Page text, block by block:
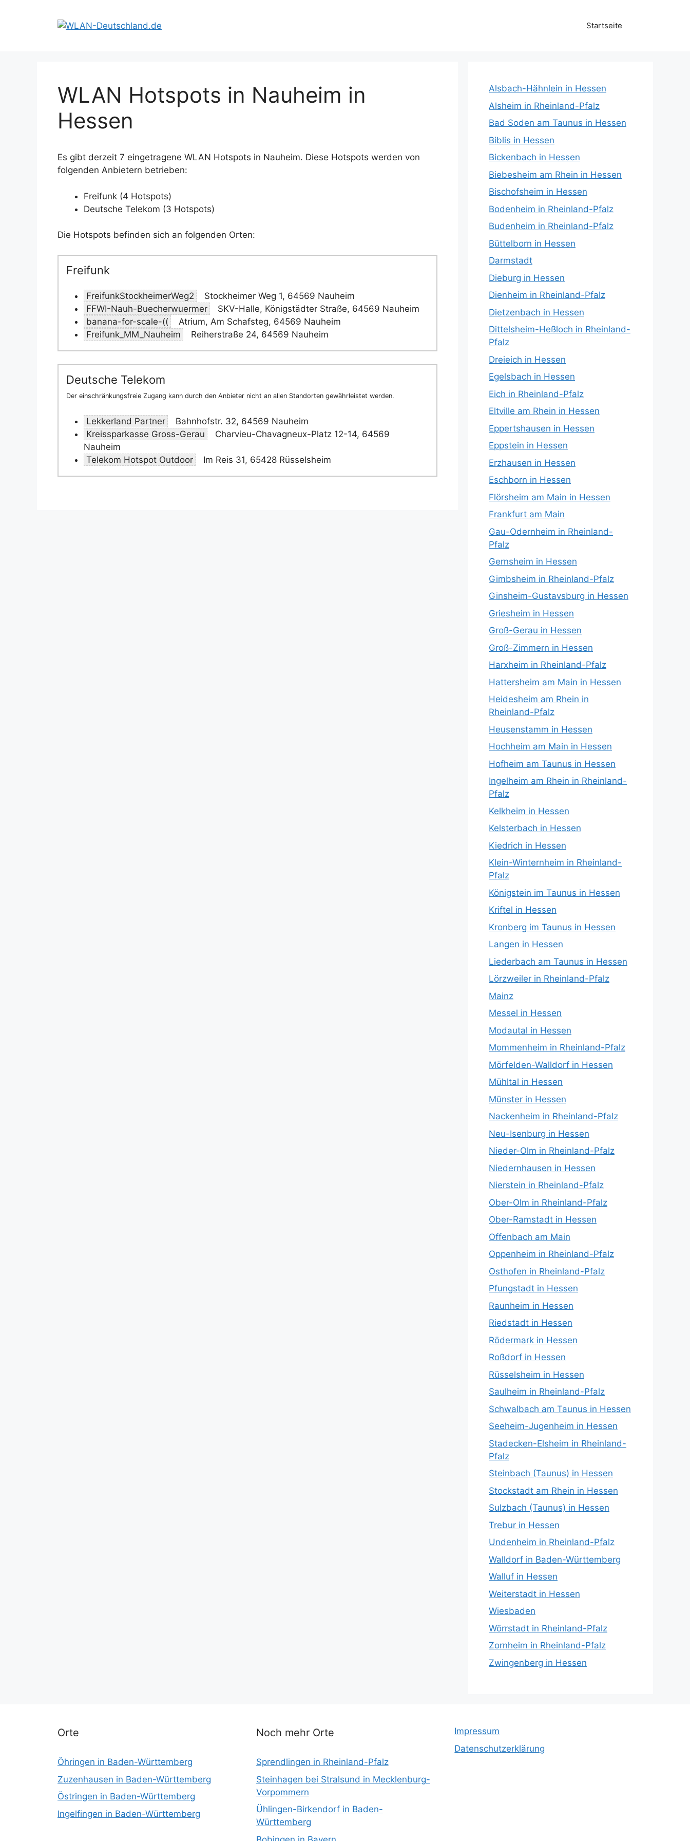
Startseite
WLAN Hotspots in Nauheim in
Hessen
Es gibt derzeit 7 eingetragene WLAN Hotspots in Nauheim. Diese Hotspots werden von
folgenden Anbietern betrieben:
Freifunk (4 Hotspots)
Deutsche Telekom (3 Hotspots)
Die Hotspots befinden sich an folgenden Orten:
Freifunk
FreifunkStockheimerWeg2
Stockheimer Weg 1, 64569 Nauheim
FFWI-Nauh-Buecherwuermer
SKV-Halle, Königstädter Straße, 64569 Nauheim
banana-for-scale-((
Atrium, Am Schafsteg, 64569 Nauheim
Freifunk_MM_Nauheim
Reiherstraße 24, 64569 Nauheim
Deutsche Telekom
Der einschränkungsfreie Zugang kann durch den Anbieter nicht an allen Standorten gewährleistet werden.
Lekkerland Partner
Bahnhofstr. 32, 64569 Nauheim
Kreissparkasse Gross-Gerau
Charvieu-Chavagneux-Platz 12-14, 64569
Nauheim
Telekom Hotspot Outdoor
Im Reis 31, 65428 Rüsselsheim
Alsbach-Hähnlein in Hessen
Alsheim in Rheinland-Pfalz
Bad Soden am Taunus in Hessen
Biblis in Hessen
Bickenbach in Hessen
Biebesheim am Rhein in Hessen
Bischofsheim in Hessen
Bodenheim in Rheinland-Pfalz
Budenheim in Rheinland-Pfalz
Büttelborn in Hessen
Darmstadt
Dieburg in Hessen
Dienheim in Rheinland-Pfalz
Dietzenbach in Hessen
Dittelsheim-Heßloch in Rheinland-
Pfalz
Dreieich in Hessen
Egelsbach in Hessen
Eich in Rheinland-Pfalz
Eltville am Rhein in Hessen
Eppertshausen in Hessen
Eppstein in Hessen
Erzhausen in Hessen
Eschborn in Hessen
Flörsheim am Main in Hessen
Frankfurt am Main
Gau-Odernheim in Rheinland-
Pfalz
Gernsheim in Hessen
Gimbsheim in Rheinland-Pfalz
Ginsheim-Gustavsburg in Hessen
Griesheim in Hessen
Groß-Gerau in Hessen
Groß-Zimmern in Hessen
Harxheim in Rheinland-Pfalz
Hattersheim am Main in Hessen
Heidesheim am Rhein in
Rheinland-Pfalz
Heusenstamm in Hessen
Hochheim am Main in Hessen
Hofheim am Taunus in Hessen
Ingelheim am Rhein in Rheinland-
Pfalz
Kelkheim in Hessen
Kelsterbach in Hessen
Kiedrich in Hessen
Klein-Winternheim in Rheinland-
Pfalz
Königstein im Taunus in Hessen
Kriftel in Hessen
Kronberg im Taunus in Hessen
Langen in Hessen
Liederbach am Taunus in Hessen
Lörzweiler in Rheinland-Pfalz
Mainz
Messel in Hessen
Modautal in Hessen
Mommenheim in Rheinland-Pfalz
Mörfelden-Walldorf in Hessen
Mühltal in Hessen
Münster in Hessen
Nackenheim in Rheinland-Pfalz
Neu-Isenburg in Hessen
Nieder-Olm in Rheinland-Pfalz
Niedernhausen in Hessen
Nierstein in Rheinland-Pfalz
Ober-Olm in Rheinland-Pfalz
Ober-Ramstadt in Hessen
Offenbach am Main
Oppenheim in Rheinland-Pfalz
Osthofen in Rheinland-Pfalz
Pfungstadt in Hessen
Raunheim in Hessen
Riedstadt in Hessen
Rödermark in Hessen
Roßdorf in Hessen
Rüsselsheim in Hessen
Saulheim in Rheinland-Pfalz
Schwalbach am Taunus in Hessen
Seeheim-Jugenheim in Hessen
Stadecken-Elsheim in Rheinland-
Pfalz
Steinbach (Taunus) in Hessen
Stockstadt am Rhein in Hessen
Sulzbach (Taunus) in Hessen
Trebur in Hessen
Undenheim in Rheinland-Pfalz
Walldorf in Baden-Württemberg
Walluf in Hessen
Weiterstadt in Hessen
Wiesbaden
Wörrstadt in Rheinland-Pfalz
Zornheim in Rheinland-Pfalz
Zwingenberg in Hessen
Orte
Öhringen in Baden-Württemberg
Zuzenhausen in Baden-Württemberg
Östringen in Baden-Württemberg
Ingelfingen in Baden-Württemberg
Noch mehr Orte
Sprendlingen in Rheinland-Pfalz
Steinhagen bei Stralsund in Mecklenburg-
Vorpommern
Ühlingen-Birkendorf in Baden-
Württemberg
Impressum
Datenschutzerklärung